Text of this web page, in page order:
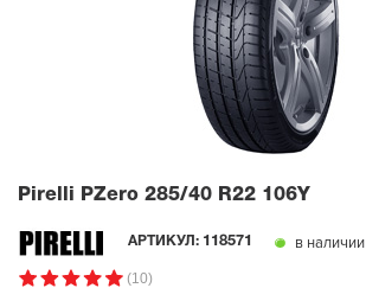
Pirelli PZero 285/40 R22 106Y
АРТИКУЛ: 118571 в наличии
(10)